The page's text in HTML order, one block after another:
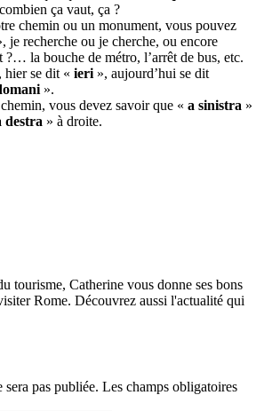
ça vaut, ça ?
chemin ou un monument, vous pouvez
je recherche ou je cherche, ou encore
?… la bouche de métro, l’arrêt de bus, etc.
hier se dit « ieri », aujourd’hui se dit
».
vous devez savoir que « a sinistra »
destra » à droite.
tourisme, Catherine vous donne ses bons
Rome. Découvrez aussi l'actualité qui
sera pas publiée. Les champs obligatoires